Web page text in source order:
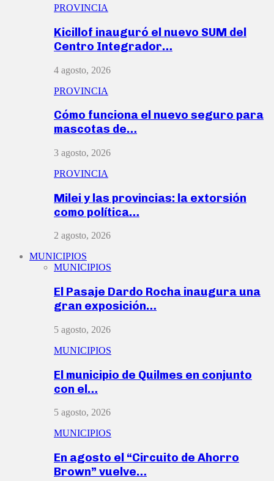
PROVINCIA
Kicillof inauguró el nuevo SUM del
Centro Integrador…
4 agosto, 2026
PROVINCIA
Cómo funciona el nuevo seguro para
mascotas de…
3 agosto, 2026
PROVINCIA
Milei y las provincias: la extorsión
como política…
2 agosto, 2026
MUNICIPIOS
MUNICIPIOS
El Pasaje Dardo Rocha inaugura una
gran exposición…
5 agosto, 2026
MUNICIPIOS
El municipio de Quilmes en conjunto
con el…
5 agosto, 2026
MUNICIPIOS
En agosto el “Circuito de Ahorro
Brown” vuelve…